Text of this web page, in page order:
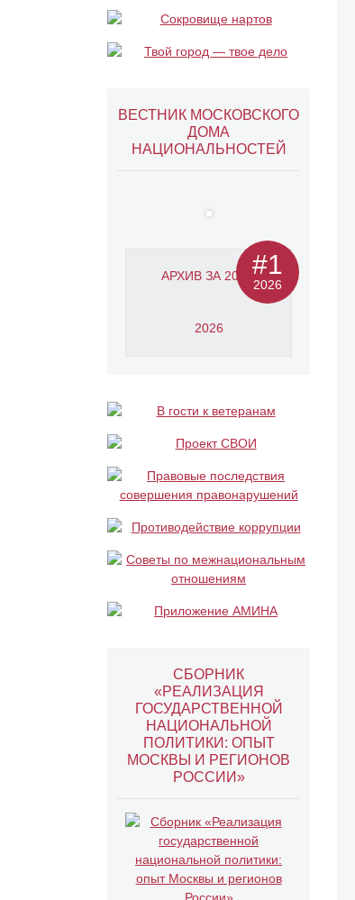
ВЕСТНИК МОСКОВСКОГО
ДОМА
НАЦИОНАЛЬНОСТЕЙ
АРХИВ ЗА 2011-
2026
#1
2026
СБОРНИК
«РЕАЛИЗАЦИЯ
ГОСУДАРСТВЕННОЙ
НАЦИОНАЛЬНОЙ
ПОЛИТИКИ: ОПЫТ
МОСКВЫ И РЕГИОНОВ
РОССИИ»